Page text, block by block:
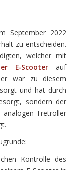
September 2022
zu entscheiden.
welcher mit
E-Scooterauf
war zu diesem
und hat durch
sondern der
analogen Tretroller
Kontrolle des